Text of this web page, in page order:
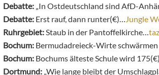
Debatte: „In Ostdeutschland sind AfD-
Debatte: Erst rauf, dann runter(€)…
Jungle
Ruhrgebiet: Staub in der Pantoffelkirche… taz
Bochum: Bermudadreieck-Wirte
Bochum: Bochums älteste Schule wird
Dortmund: „Wie lange bleibt der